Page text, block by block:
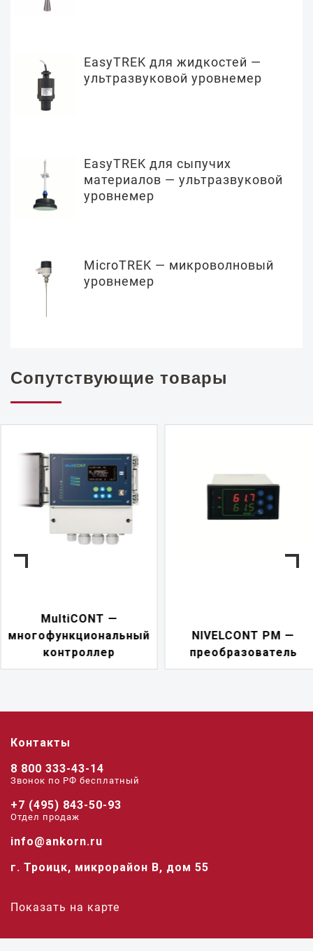
EasyTREK для жидкостей —
ультразвуковой уровнемер
EasyTREK для сыпучих
материалов — ультразвуковой
уровнемер
MicroTREK — микроволновый
уровнемер
Сопутствующие товары
NIVELCONT PM —
преобразователь
переключатель
Контакты
8 800 333-43-14
Звонок по РФ беcплатный
+7 (495) 843-50-93
Отдел продаж
info@ankorn.ru
г. Троицк, микрорайон В, дом 55
Показать на карте